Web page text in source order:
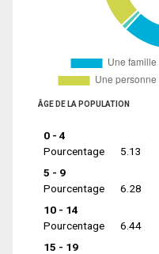
ÂGE DE LA POPULATION
0 - 4
Pourcentage
5.13
5 - 9
Pourcentage
6.28
10 - 14
Pourcentage
6.44
15 - 19